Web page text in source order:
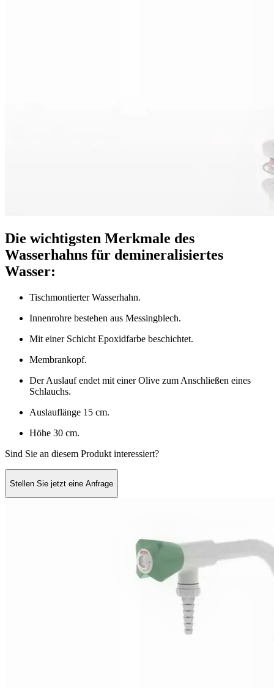
Die wichtigsten Merkmale des
Wasserhahns für demineralisiertes
Wasser:
Tischmontierter Wasserhahn.
Innenrohre bestehen aus Messingblech.
Mit einer Schicht Epoxidfarbe beschichtet.
Membrankopf.
Der Auslauf endet mit einer Olive zum Anschließen eines
Schlauchs.
Auslauflänge 15 cm.
Höhe 30 cm.
Sind Sie an diesem Produkt interessiert?
Stellen Sie jetzt eine Anfrage